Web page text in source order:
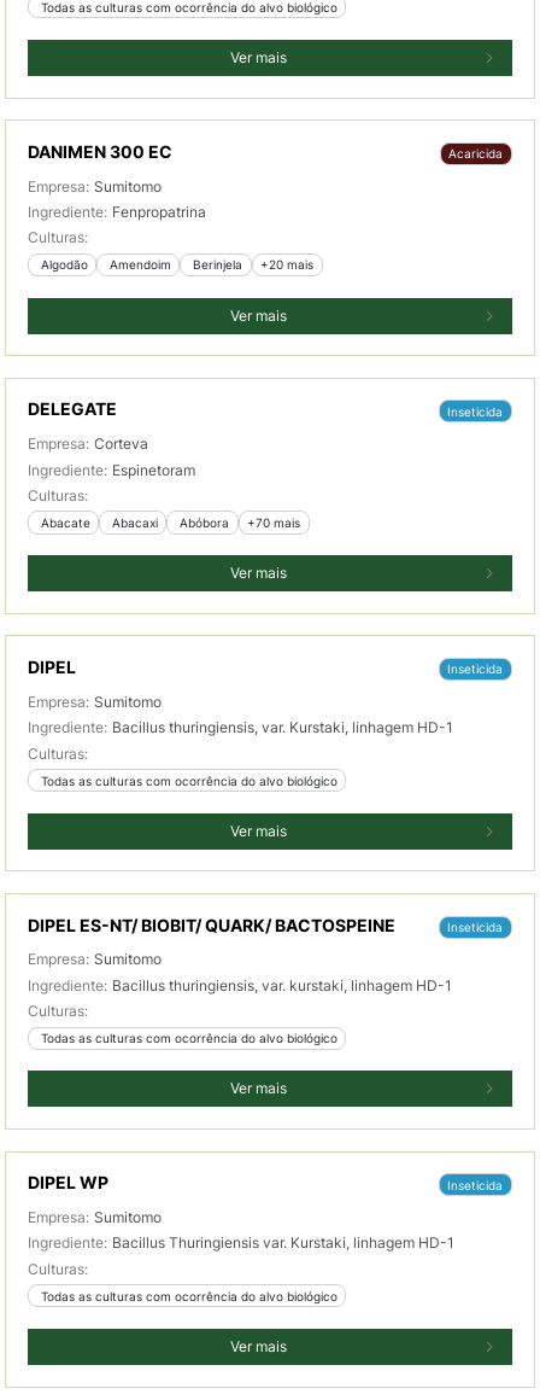
Todas as culturas com ocorrência do alvo biológico
Ver mais
DANIMEN 300 EC Acaricida
Empresa: Sumitomo
Ingrediente: Fenpropatrina
Culturas:
Algodão Amendoim Berinjela +20 mais
Ver mais
DELEGATE Inseticida
Empresa: Corteva
Ingrediente: Espinetoram
Culturas:
Abacate Abacaxi Abóbora +70 mais
Ver mais
DIPEL Inseticida
Empresa: Sumitomo
Ingrediente: Bacillus thuringiensis, var. Kurstaki, linhagem HD-1
Culturas:
Todas as culturas com ocorrência do alvo biológico
Ver mais
DIPEL ES-NT/ BIOBIT/ QUARK/ BACTOSPEINE Inseticida
Empresa: Sumitomo
Ingrediente: Bacillus thuringiensis, var. kurstaki, linhagem HD-1
Culturas:
Todas as culturas com ocorrência do alvo biológico
Ver mais
DIPEL WP Inseticida
Empresa: Sumitomo
Ingrediente: Bacillus Thuringiensis var. Kurstaki, linhagem HD-1
Culturas:
Todas as culturas com ocorrência do alvo biológico
Ver mais